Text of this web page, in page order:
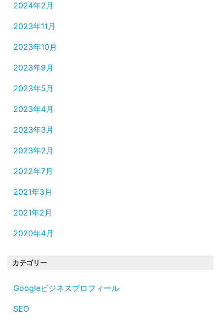
2024年2月
2023年11月
2023年10月
2023年9月
2023年5月
2023年4月
2023年3月
2023年2月
2022年7月
2021年3月
2021年2月
2020年4月
カテゴリー
Googleビジネスプロフィール
SEO